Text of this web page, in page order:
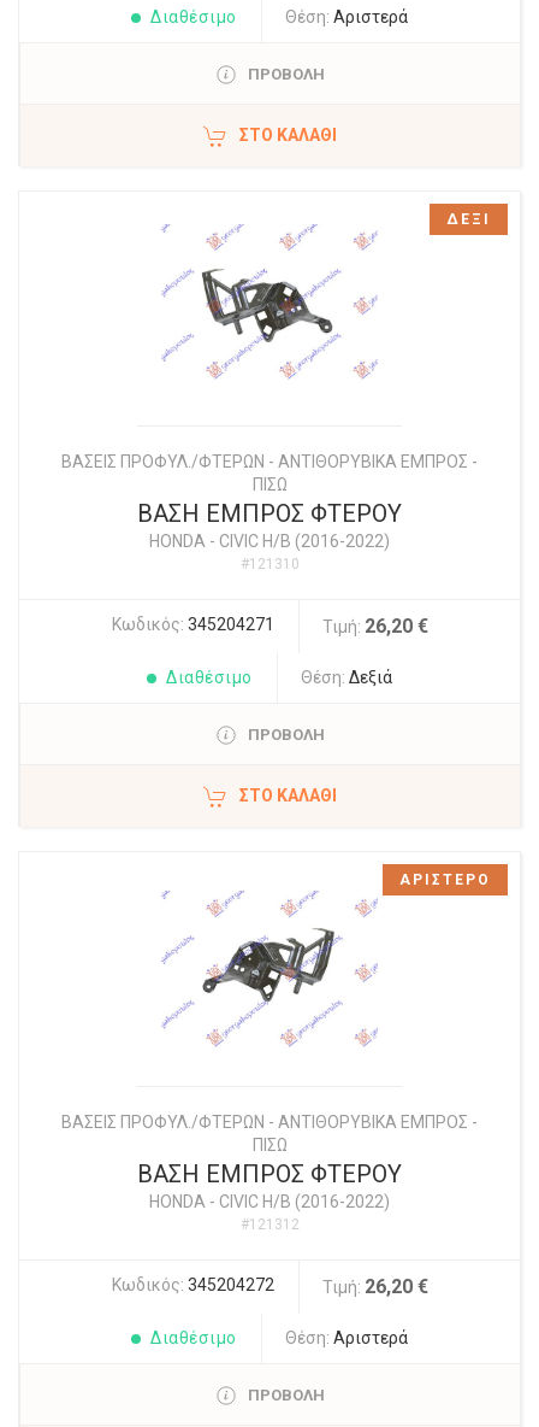
Διαθέσιμο Θέση: Αριστερά
ΠΡΟΒΟΛΗ
ΣΤΟ ΚΑΛΆΘΙ
ΒΑΣΕΙΣ ΠΡΟΦΥΛ./ΦΤΕΡΩΝ - ΑΝΤΙΘΟΡΥΒΙΚΑ ΕΜΠΡΟΣ -
ΠΙΣΩ
ΒΑΣΗ ΕΜΠΡΟΣ ΦΤΕΡΟΥ
HONDA - CIVIC H/B (2016-2022)
#121310
Κωδικός: 345204271 Τιμή: 26,20 €
Διαθέσιμο Θέση: Δεξιά
ΠΡΟΒΟΛΗ
ΣΤΟ ΚΑΛΆΘΙ
ΔΕΞΙ
ΒΑΣΕΙΣ ΠΡΟΦΥΛ./ΦΤΕΡΩΝ - ΑΝΤΙΘΟΡΥΒΙΚΑ ΕΜΠΡΟΣ -
ΠΙΣΩ
ΒΑΣΗ ΕΜΠΡΟΣ ΦΤΕΡΟΥ
HONDA - CIVIC H/B (2016-2022)
#121312
Κωδικός: 345204272 Τιμή: 26,20 €
Διαθέσιμο Θέση: Αριστερά
ΠΡΟΒΟΛΗ
ΑΡΙΣΤΕΡΟ